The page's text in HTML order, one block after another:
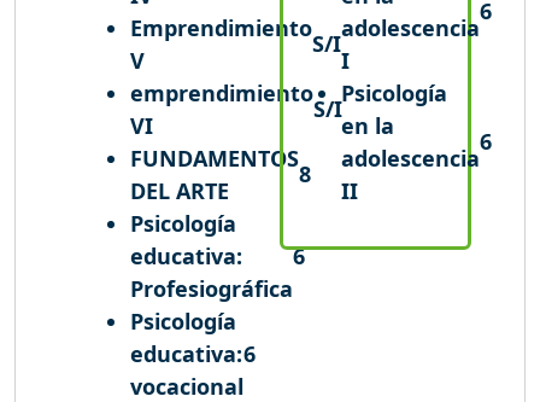
Emprendimiento
V
S/I
emprendimiento
VI
S/I
FUNDAMENTOS
DEL ARTE
8
Psicología
educativa:
Profesiográfica
6
Psicología
educativa:
vocacional
6
adolescencia
I
6
Psicología
en la
adolescencia
II
6